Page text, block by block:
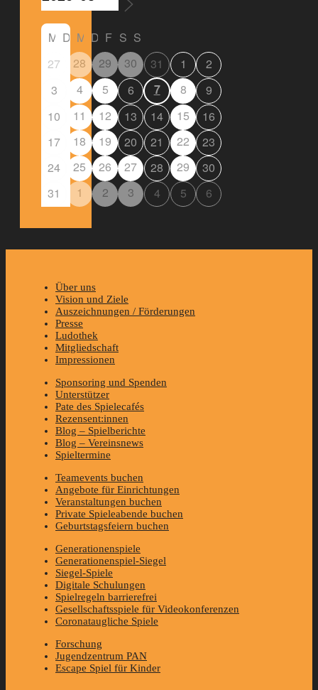
M D M D F S S
27
28 29 30 31 1
2
3
4 5 6 7 8
9
10
11 12 13 14 15
16
17
18 19 20 21 22
23
24
25 26 27 28 29
30
31
1 2 3 4 5 6
Über uns
Vision und Ziele
Auszeichnungen / Förderungen
Presse
Ludothek
Mitgliedschaft
Impressionen
Sponsoring und Spenden
Unterstützer
Pate des Spielecafés
Rezensent:innen
Blog – Spielberichte
Blog – Vereinsnews
Spieltermine
Teamevents buchen
Angebote für Einrichtungen
Veranstaltungen buchen
Private Spieleabende buchen
Geburtstagsfeiern buchen
Generationenspiele
Generationenspiel-Siegel
Siegel-Spiele
Digitale Schulungen
Spielregeln barrierefrei
Gesellschaftsspiele für Videokonferenzen
Coronataugliche Spiele
Forschung
Jugendzentrum PAN
Escape Spiel für Kinder